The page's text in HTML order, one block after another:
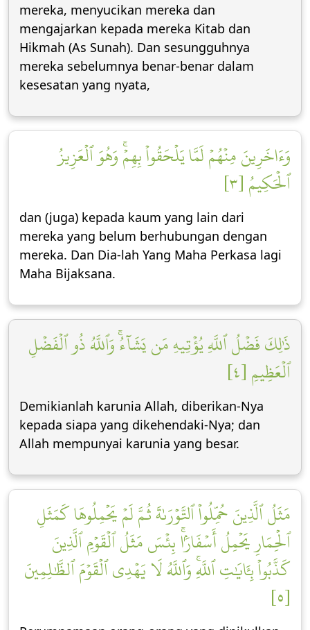
mereka, menyucikan mereka dan
mengajarkan kepada mereka Kitab dan
Hikmah (As Sunah). Dan sesungguhnya
mereka sebelumnya benar-benar dalam
kesesatan yang nyata,
وَءَاخَرِينَ مِنۡهُمۡ لَمَّا يَلۡحَقُواْ بِهِمۡۚ وَهُوَ ٱلۡعَزِيزُ
ٱلۡحَكِيمُ [٣]
dan (juga) kepada kaum yang lain dari
mereka yang belum berhubungan dengan
mereka. Dan Dia-lah Yang Maha Perkasa lagi
Maha Bijaksana.
ذَٰلِكَ فَضۡلُ ٱللَّهِ يُؤۡتِيهِ مَن يَشَآءُۚ وَٱللَّهُ ذُو ٱلۡفَضۡلِ
ٱلۡعَظِيمِ [٤]
Demikianlah karunia Allah, diberikan-Nya
kepada siapa yang dikehendaki-Nya; dan
Allah mempunyai karunia yang besar.
مَثَلُ ٱلَّذِينَ حُمِّلُواْ ٱلتَّوۡرَىٰةَ ثُمَّ لَمۡ يَحۡمِلُوهَا كَمَثَلِ
ٱلۡحِمَارِ يَحۡمِلُ أَسۡفَارَۢاۚ بِئۡسَ مَثَلُ ٱلۡقَوۡمِ ٱلَّذِينَ
كَذَّبُواْ بِـَٔايَٰتِ ٱللَّهِۚ وَٱللَّهُ لَا يَهۡدِي ٱلۡقَوۡمَ ٱلظَّٰلِمِينَ
[٥]